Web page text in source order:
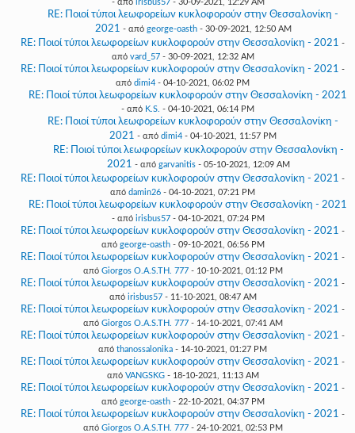
- από irisbus57- 30-09-2021, 12:29 AM
RE: Ποιοί τύποι λεωφορείων κυκλοφορούν στην Θεσσαλονίκη -
2021 - από george-oasth- 30-09-2021, 12:50 AM
RE: Ποιοί τύποι λεωφορείων κυκλοφορούν στην Θεσσαλονίκη - 2021 -
από vard_57- 30-09-2021, 12:32 AM
RE: Ποιοί τύποι λεωφορείων κυκλοφορούν στην Θεσσαλονίκη - 2021 -
από dimi4 - 04-10-2021, 06:02 PM
RE: Ποιοί τύποι λεωφορείων κυκλοφορούν στην Θεσσαλονίκη - 2021
- από K.S. - 04-10-2021, 06:14 PM
RE: Ποιοί τύποι λεωφορείων κυκλοφορούν στην Θεσσαλονίκη -
2021 - από dimi4 - 04-10-2021, 11:57 PM
RE: Ποιοί τύποι λεωφορείων κυκλοφορούν στην Θεσσαλονίκη -
2021 - από garvanitis- 05-10-2021, 12:09 AM
RE: Ποιοί τύποι λεωφορείων κυκλοφορούν στην Θεσσαλονίκη - 2021 -
από damin26 - 04-10-2021, 07:21 PM
RE: Ποιοί τύποι λεωφορείων κυκλοφορούν στην Θεσσαλονίκη - 2021
- από irisbus57- 04-10-2021, 07:24 PM
RE: Ποιοί τύποι λεωφορείων κυκλοφορούν στην Θεσσαλονίκη - 2021 -
από george-oasth- 09-10-2021, 06:56 PM
RE: Ποιοί τύποι λεωφορείων κυκλοφορούν στην Θεσσαλονίκη - 2021 -
από Giorgos O.A.S.TH. 777- 10-10-2021, 01:12 PM
RE: Ποιοί τύποι λεωφορείων κυκλοφορούν στην Θεσσαλονίκη - 2021 -
από irisbus57- 11-10-2021, 08:47 AM
RE: Ποιοί τύποι λεωφορείων κυκλοφορούν στην Θεσσαλονίκη - 2021 -
από Giorgos O.A.S.TH. 777- 14-10-2021, 07:41 AM
RE: Ποιοί τύποι λεωφορείων κυκλοφορούν στην Θεσσαλονίκη - 2021 -
από thanossalonika - 14-10-2021, 01:27 PM
RE: Ποιοί τύποι λεωφορείων κυκλοφορούν στην Θεσσαλονίκη - 2021 -
από VANGSKG- 18-10-2021, 11:13 AM
RE: Ποιοί τύποι λεωφορείων κυκλοφορούν στην Θεσσαλονίκη - 2021 -
από george-oasth- 22-10-2021, 04:37 PM
RE: Ποιοί τύποι λεωφορείων κυκλοφορούν στην Θεσσαλονίκη - 2021 -
από Giorgos O.A.S.TH. 777- 24-10-2021, 02:53 PM